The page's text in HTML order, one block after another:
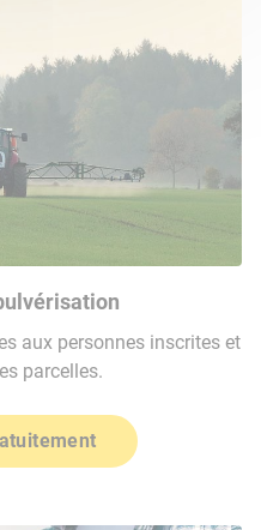
aux personnes inscrites et
parcelles.